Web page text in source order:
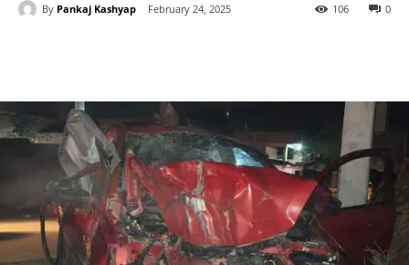
By Pankaj Kashyap February 24, 2025 0
106